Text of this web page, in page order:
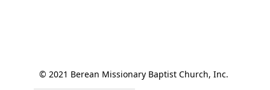
© 2021 Berean Missionary Baptist Church, Inc.